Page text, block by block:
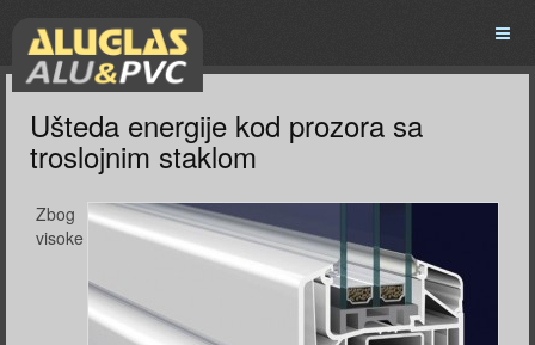
Ušteda energije kod prozora sa
troslojnim staklom
Zbog
visoke